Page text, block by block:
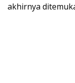
akhirnya